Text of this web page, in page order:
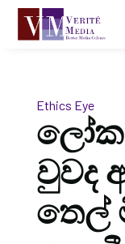
Ethics Eye
ලෝක
වුවද
තෙල්